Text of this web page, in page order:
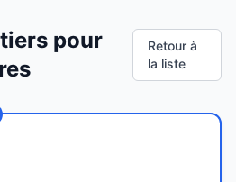
pour
Retour à
la liste